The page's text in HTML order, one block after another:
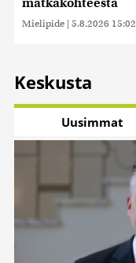
matkakohteesta
Mielipide | 5.8.2026 15:02
Keskusta
Uusimmat